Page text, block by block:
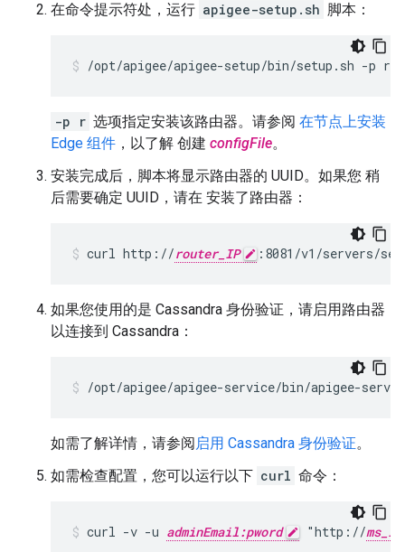
在命令提示符处，运行 apigee-setup.sh 脚本：
/opt/apigee/apigee-setup/bin/setup.sh -p
-p r 选项指定安装该路由器。请参阅 在节点上安装
Edge 组件 ，以了解 创建 configFile。
安装完成后，脚本将显示路由器的 UUID。如果您 稍
后需要确定 UUID，请在 安装了路由器：
curl http://router_IP :8081/v1/servers/
如果您使用的是 Cassandra 身份验证，请启用路由器
以连接到 Cassandra：
/opt/apigee/apigee-service/bin/apigee-
如需了解详情，请参阅启用 Cassandra 身份验证。
如需检查配置，您可以运行以下 curl 命令：
curl -v -u adminEmail:pword "http://ms_IP